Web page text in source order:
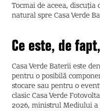
Tocmai de aceea, discuția
natural spre Casa Verde
Ce este, de
Casa Verde Baterii este
pentru o posibilă
stocare sau pentru o
clasic Casa Verde
2026, ministrul Mediului